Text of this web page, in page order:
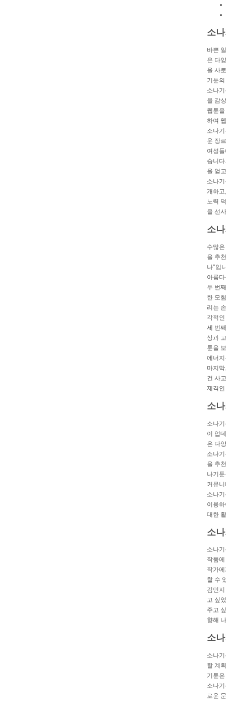
소
바쁜
은 다
을 사
기툰
소나
을 감
웹툰
하여
소나
운 장
여성
습니
을 얻
소나
개하
노력
을 선
소
수많
을 추
나"입
아름
두 번
한 모
리는
각적
세 번
상과
툰을
에너
마지
건 사
제격
소
소나
이 업
은 다
소나
을 추
나기
커뮤
소나
이용
대한
소
소나
작품
작가
할 수
김민
고 싶
주고
향해
소
소나
할 계
기툰
소나
로운